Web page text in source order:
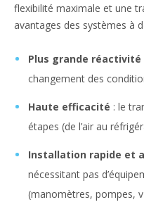
flexibilité maximale et une
avantages des systèmes à
Plus grande réactivité
changement des
Haute efficacité : le
étapes (de l’air au
Installation rapide et
nécessitant pas
(manomètres, pompes,